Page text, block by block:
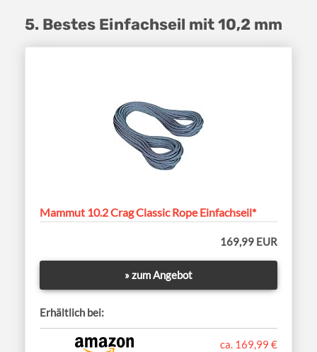
5. Bestes Einfachseil mit 10,2 mm
Mammut 10.2 Crag Classic Rope Einfachseil*
169,99 EUR
» zum Angebot
Erhältlich bei:
ca. 169,99 €